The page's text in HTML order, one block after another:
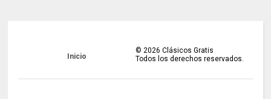
Inicio
© 2026 Clásicos Gratis
Todos los derechos reservados.